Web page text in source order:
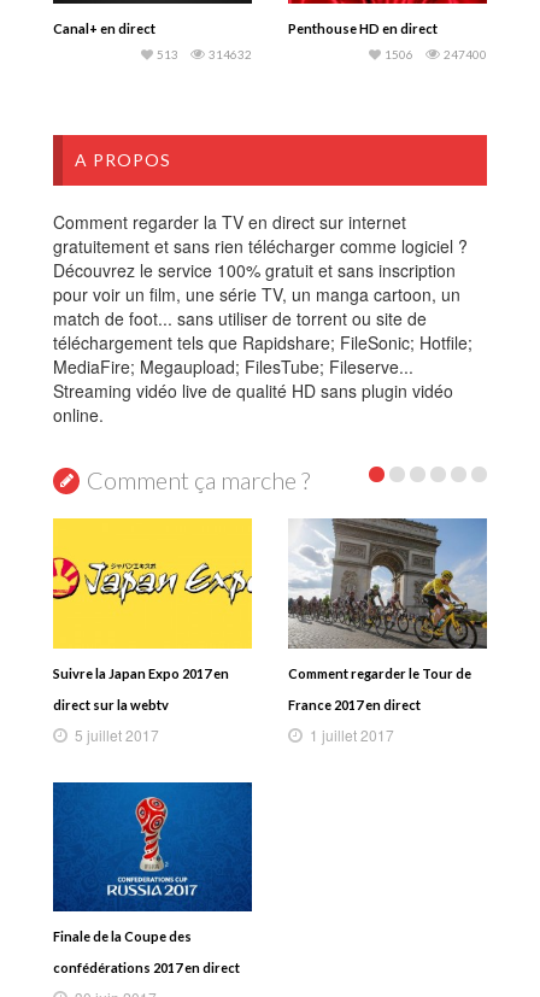
Canal+ en direct
314632
513
Penthouse HD en direct
247400
1506
A PROPOS
Comment regarder la TV en direct sur internet
gratuitement et sans rien télécharger comme logiciel ?
Découvrez le service 100% gratuit et sans inscription
pour voir un film, une série TV, un manga cartoon, un
match de foot... sans utiliser de torrent ou site de
téléchargement tels que Rapidshare; FileSonic; Hotfile;
MediaFire; Megaupload; FilesTube; Fileserve...
Streaming vidéo live de qualité HD sans plugin vidéo
online.
Comment ça marche ?
Suivre la Japan Expo 2017 en
direct sur la webtv
5 juillet 2017
Comment regarder le Tour de
France 2017 en direct
1 juillet 2017
Finale de la Coupe des
confédérations 2017 en direct